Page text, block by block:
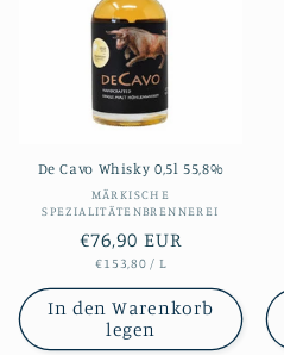
De Cavo Whisky 0,5l 55,8%
Anbieter:
MÄRKISCHE
SPEZIALITÄTENBRENNEREI
Normaler
Preis
€76,90 EUR
STÜCKPREIS
€153,80 / PRO
L
In den Warenkorb
legen